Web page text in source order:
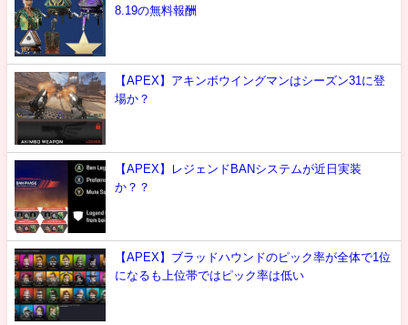
8.19の無料報酬
【APEX】アキンボウイングマンはシーズン31に登
場か？
【APEX】レジェンドBANシステムが近日実装
か？？
【APEX】ブラッドハウンドのピック率が全体で1位
になるも上位帯ではピック率は低い